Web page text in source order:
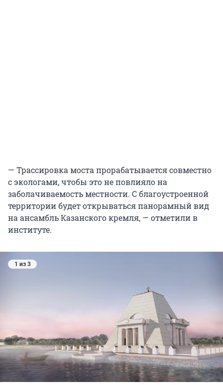
— Трассировка моста прорабатывается совместно
с экологами, чтобы это не повлияло на
заболачиваемость местности. С благоустроенной
территории будет открываться панорамный вид
на ансамбль Казанского кремля, — отметили в
институте.
1 из 3